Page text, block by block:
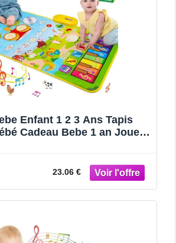
Enfant 1 2 3 Ans Tapis
Cadeau Bebe 1 an Jouet
23.06 €